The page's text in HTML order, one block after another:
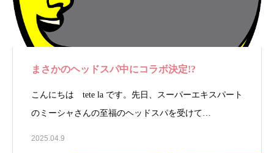
まさかのヘッドスパ中にコラボ決定!?
こんにちは tete la です。先日、スーパーエキスパート
のミーシャさんの至福のヘッドスパを受けて…
2025.04.9